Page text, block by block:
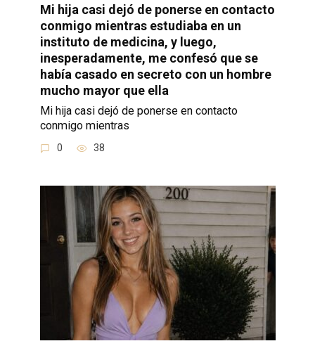
Mi hija casi dejó de ponerse en contacto
conmigo mientras estudiaba en un
instituto de medicina, y luego,
inesperadamente, me confesó que se
había casado en secreto con un hombre
mucho mayor que ella
Mi hija casi dejó de ponerse en contacto
conmigo mientras
0 38